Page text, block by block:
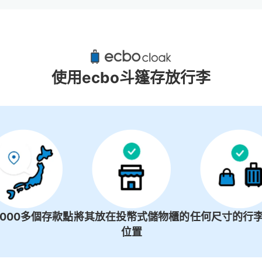
2個投幣式置物櫃
使用ecbo斗篷存放行李
多個存款點將其放在投幣式儲物櫃的
位置
任何尺寸的行